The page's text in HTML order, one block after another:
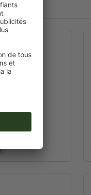
x 40 cm
x 40,0 cm